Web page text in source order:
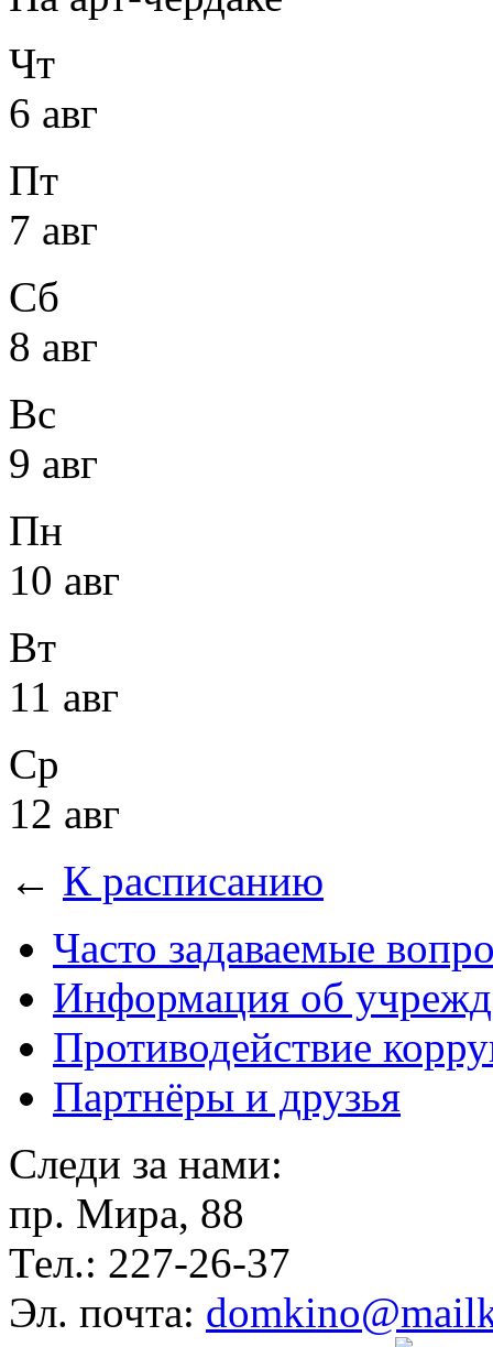
Чт
6 авг
Пт
7 авг
Сб
8 авг
Вс
9 авг
Пн
10 авг
Вт
11 авг
Ср
12 авг
← К расписанию
Часто задаваемые
Информация об
Противодействие
Партнёры и друзья
Следи за нами:
пр. Мира, 88
Тел.: 227-26-37
Эл. почта: